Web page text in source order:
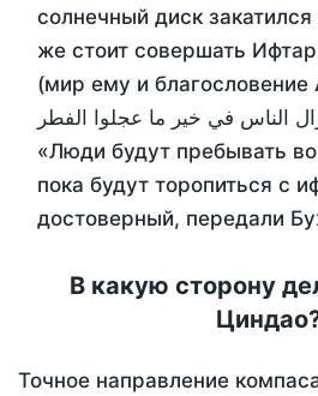
солнечный диск закатился
же стоит совершать
(мир ему и благословение
الناس في خير ما عجلوا الفطر
«Люди будут пребывать
пока будут торопиться с
достоверный, передали
В какую сторону
Точное направление